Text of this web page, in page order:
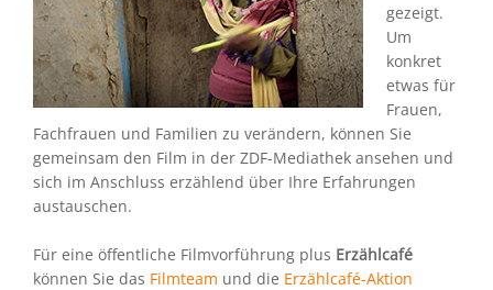
gezeigt.
Um
konkret
etwas für
Frauen,
Fachfrauen und Familien zu verändern, können Sie
gemeinsam den Film in der ZDF-Mediathek ansehen und
sich im Anschluss erzählend über Ihre Erfahrungen
austauschen.
Für eine öffentliche Filmvorführung plus Erzählcafé
können Sie das Filmteam und die Erzählcafé-Aktion